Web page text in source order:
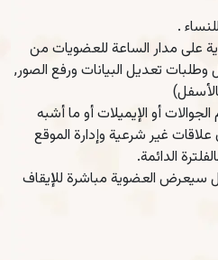
.
على مدار الساعة للعضويات من
تعديل البيانات ورفع الصور,
أو الإيميلات أو ما أشبه
غير شرعية وإدارة الموقع
الدائمة.
سيعرض العضوية مباشرة للإيقاف